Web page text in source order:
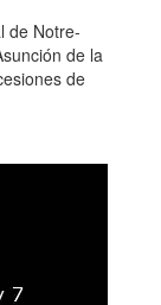
de Notre-
de la
de